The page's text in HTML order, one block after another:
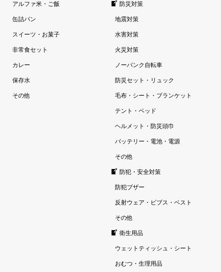
アルファ米・ご飯
缶詰パン
スイーツ・お菓子
非常食セット
カレー
保存水
その他
防災対策
地震対策
水害対策
火災対策
ノーパンク自転車
防災セット・リュック
毛布・シート・ブランケット
テント・ベッド
ヘルメット・防災頭巾
バッテリー・電池・電源
その他
防犯・安全対策
防犯ブザー
反射ウェア・ビブス・ベスト
その他
衛生用品
ウェットティッシュ・シート
おむつ・生理用品